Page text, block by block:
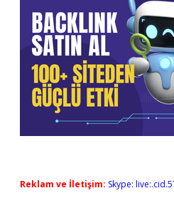
Reklam ve İletişim: Skype: